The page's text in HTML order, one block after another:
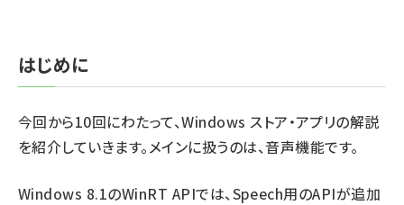
はじめに
今回から10回にわたって、Windows ストア・アプリの解説
を紹介していきます。メインに扱うのは、音声機能です。
Windows 8.1のWinRT APIでは、Speech用のAPIが追加